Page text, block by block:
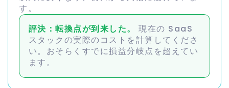
す。
評決：転換点が到来した。
現在の SaaS
スタックの実際のコストを計算してくださ
い。おそらくすでに損益分岐点を超えてい
ます。